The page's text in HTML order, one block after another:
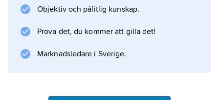
genomströmning av blod i kärlet.
(icke viljemässigt styrda) nervimpulser till
blodkärlen eller av tillförsel av
kärlsammandragande läkemedel.
Objektiv och pålitlig kunskap.
Prova det, du kommer att gilla det!
Marknadsledare i Sverige.